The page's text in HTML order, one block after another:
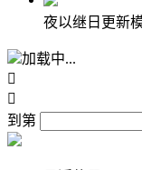
夜以继日更新
加载中...


到第